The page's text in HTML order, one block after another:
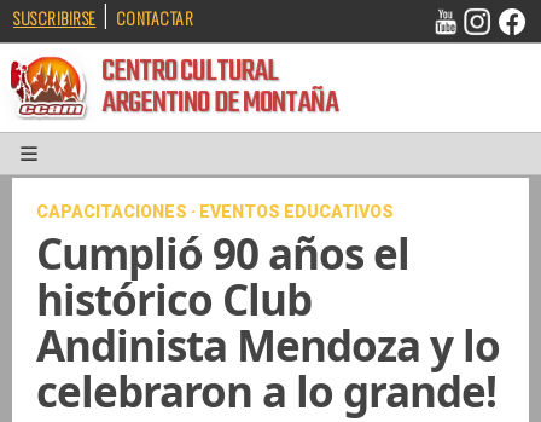
SUSCRIBIRSE | CONTACTAR
CENTRO CULTURAL
ARGENTINO DE MONTAÑA
CAPACITACIONES · EVENTOS EDUCATIVOS
Cumplió 90 años el
histórico Club
Andinista Mendoza y lo
celebraron a lo grande!